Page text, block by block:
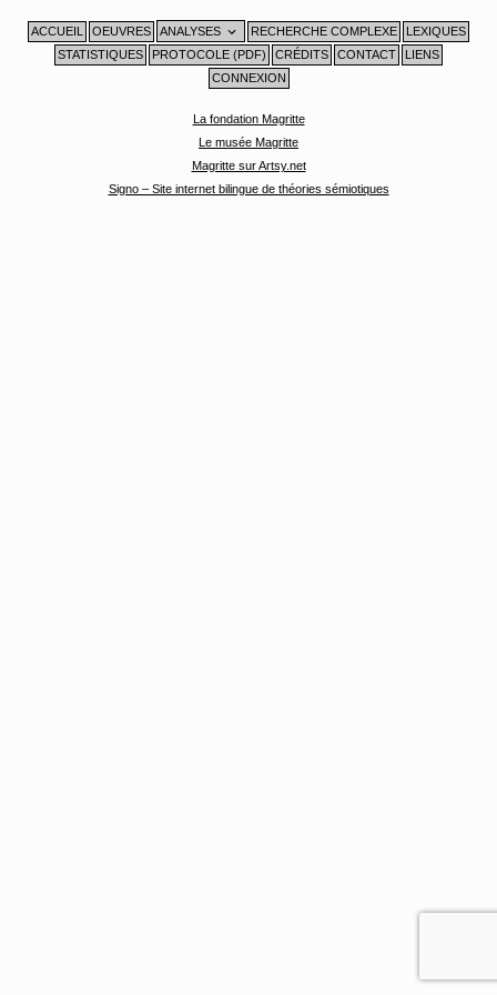
contenuACCUEIL OEUVRES ANALYSES RECHERCHE COMPLEXE
LEXIQUES
STATISTIQUES
PROTOCOLE (PDF) CRÉDITS CONTACT
LIENS
CONNEXION
La fondation Magritte
Le musée Magritte
Magritte sur Artsy.net
Signo – Site internet bilingue de théories sémiotiques